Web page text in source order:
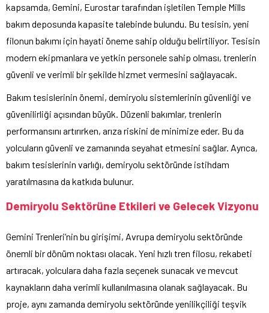
kapsamda, Gemini, Eurostar tarafından işletilen Temple Mills
bakım deposunda kapasite talebinde bulundu. Bu tesisin, yeni
filonun bakımı için hayati öneme sahip olduğu belirtiliyor. Tesisin
modern ekipmanlara ve yetkin personele sahip olması, trenlerin
güvenli ve verimli bir şekilde hizmet vermesini sağlayacak.
Bakım tesislerinin önemi, demiryolu sistemlerinin güvenliği ve
güvenilirliği açısından büyük. Düzenli bakımlar, trenlerin
performansını artırırken, arıza riskini de minimize eder. Bu da
yolcuların güvenli ve zamanında seyahat etmesini sağlar. Ayrıca,
bakım tesislerinin varlığı, demiryolu sektöründe istihdam
yaratılmasına da katkıda bulunur.
Demiryolu Sektörüne Etkileri ve Gelecek Vizyonu
Gemini Trenleri’nin bu girişimi, Avrupa demiryolu sektöründe
önemli bir dönüm noktası olacak. Yeni hızlı tren filosu, rekabeti
artıracak, yolculara daha fazla seçenek sunacak ve mevcut
kaynakların daha verimli kullanılmasına olanak sağlayacak. Bu
proje, aynı zamanda demiryolu sektöründe yenilikçiliği teşvik